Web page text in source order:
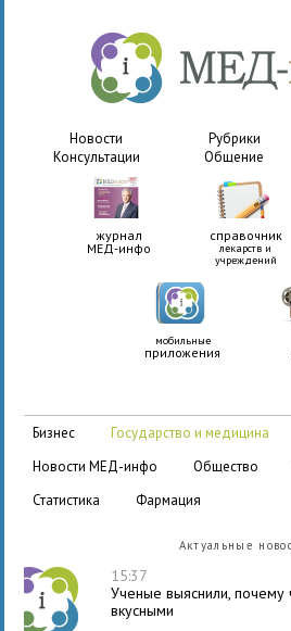
Новости Рубрики
Консультации
Общение
журнал
МЕД-инфо
справочник
лекарств и
учреждений
мобильные
приложения
бизнес государство и медицина
новости МЕД-инфо
общество
статистика
фармация
Актуальные
15:37
Ученые выяснили, почему
вкусными